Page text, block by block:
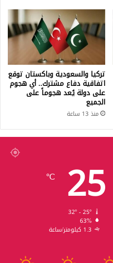
تركيا والسعودية وباكستان توقع
اتفاقية دفاع مشترك.. أي هجوم
على دولة يُعد هجوماً على
الجميع
منذ 13 ساعة
25
℃
32º - 25º
63%
1.3 كيلومتر/ساعة